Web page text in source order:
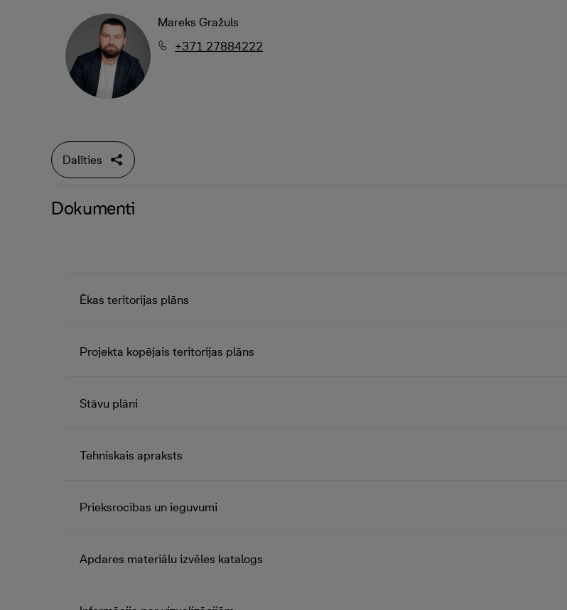
Mareks Gražuls
+371 27884222
Dalīties
Dokumenti
Ēkas teritorijas plāns
Projekta kopējais teritorijas plāns
Stāvu plāni
Tehniskais apraksts
Prieksrocibas un ieguvumi
Apdares materiālu izvēles katalogs